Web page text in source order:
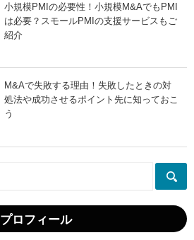
小規模PMIの必要性！小規模M&AでもPMI
は必要？スモールPMIの支援サービスもご
紹介
M&Aで失敗する理由！失敗したときの対
処法や成功させるポイント先に知っておこ
う
プロフィール